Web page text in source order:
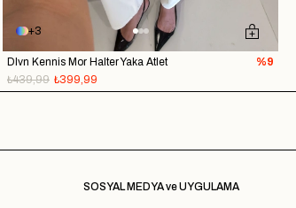
3
Dlvn Kennis Mor Halter Yaka Atlet
₺399,99
₺439,99
%9
SOSYAL MEDYA ve UYGULAMA